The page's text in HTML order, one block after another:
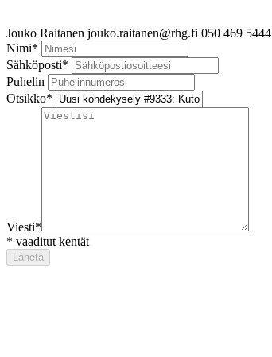
Jouko Raitanen jouko.raitanen@rhg.fi 050 469 5444
Nimi*
Sähköposti*
Puhelin
Otsikko*
Viesti*
* vaaditut kentät